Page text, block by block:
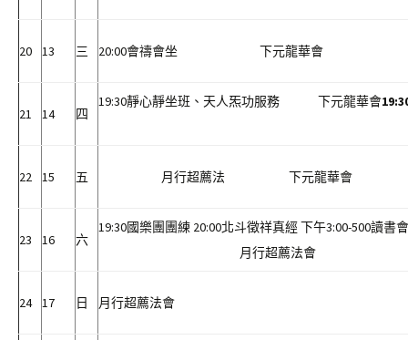
20 13 三 20:00會禱會坐 下元龍華會
21 14 四
19:30靜心靜坐班、天人炁功服務 下元龍華會
22 15 五 月行超薦法 下元龍華會
23 16 六
19:30國樂團團練 20:00北斗徵祥真經 下午3:00-500讀書
月行超薦法會
24 17 日 月行超薦法會